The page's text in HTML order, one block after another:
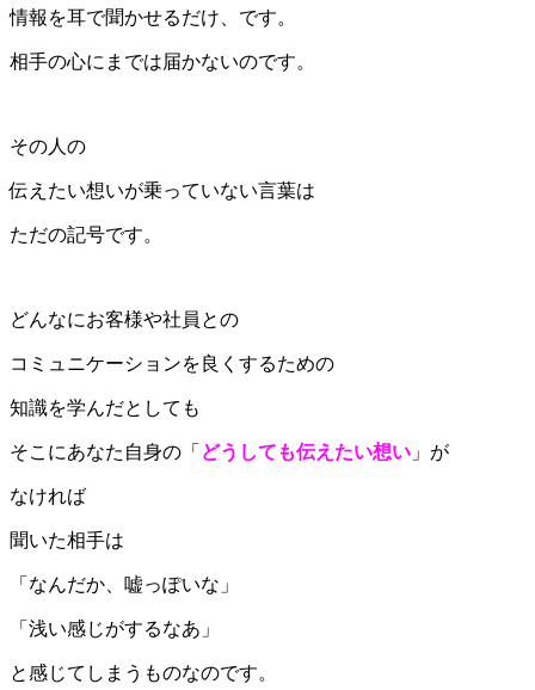
情報を耳で聞かせるだけ、です。
相手の心にまでは届かないのです。
その人の
伝えたい想いが乗っていない言葉は
ただの記号です。
どんなにお客様や社員との
コミュニケーションを良くするための
知識を学んだとしても
そこにあなた自身の「 どうしても伝えたい想い 」が
なければ
聞いた相手は
「なんだか、嘘っぽいな」
「浅い感じがするなあ」
と感じてしまうものなのです。